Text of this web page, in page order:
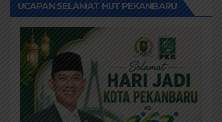
UCAPAN SELAMAT HUT PEKANBARU